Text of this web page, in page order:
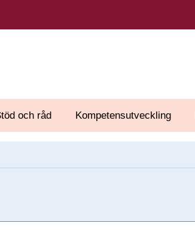
och råd Kompetensutveckling